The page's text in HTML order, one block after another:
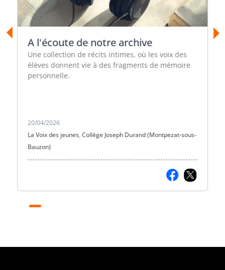
A l'écoute de notre archive
Une collection de récits intimes, où les voix des
élèves donnent vie à des fragments de mémoire
personnelle.
20/04/2026
La Voix des jeunes,Collège Joseph Durand (Montpezat-sous-
Bauzon)